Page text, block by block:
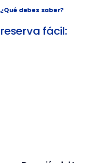
¿Qué debes saber?
reserva fácil: